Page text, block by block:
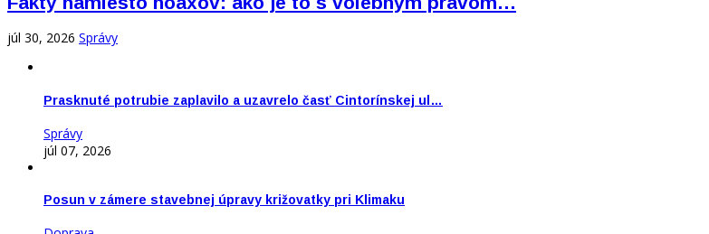
júl 30, 2026 Správy
Prasknuté potrubie zaplavilo a uzavrelo časť Cintorínskej ul…
Správy
júl 07, 2026
Posun v zámere stavebnej úpravy križovatky pri Klimaku